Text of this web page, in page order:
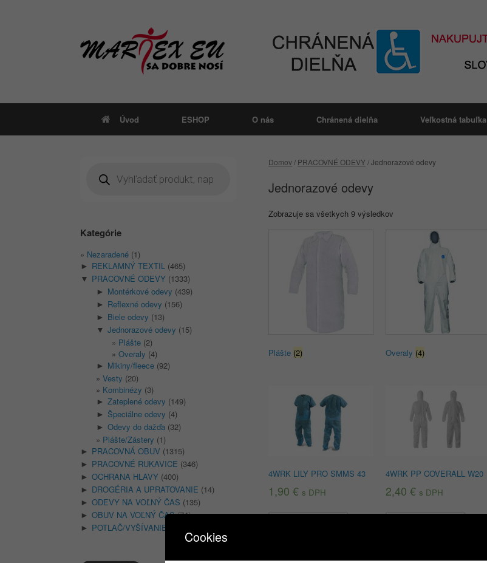
Úvod ESHOP O nás Chránená dielňa Veľkostná tabuľka
Domov/ PRACOVNÉ ODEVY/ Jednorazové odevy
Jednorazové odevy
Zobrazuje sa všetkych 9 výsledkov
Plášte (2) Overaly (4)
4WRK LILY PRO SMMS 43
1,90€ s DPH
4WRK PP COVERALL W20
2,40 € s DPH
search
Kategórie
Nezaradené (1)
► REKLAMNÝ TEXTIL (465)
▼ PRACOVNÉ ODEVY (1333)
► Montérkové odevy (439)
► Reflexné odevy (156)
► Biele odevy (13)
▼ Jednorazové odevy (15)
Plášte (2)
Overaly (4)
► Mikiny/fleece (92)
Vesty (20)
Kombinézy (3)
► Zateplené odevy (149)
► Špeciálne odevy (4)
► Odevy do dažďa (32)
Plášte/Zástery (1)
► PRACOVNÁ OBUV (1315)
► PRACOVNÉ RUKAVICE (346)
► OCHRANA HLAVY (400)
► DROGÉRIA A UPRATOVANIE (14)
► ODEVY NA VOĽNÝ ČAS (135)
► OBUV NA VOĽNÝ ČAS(74)
► POTLAČ/VYŠÍVANIE
Cookies